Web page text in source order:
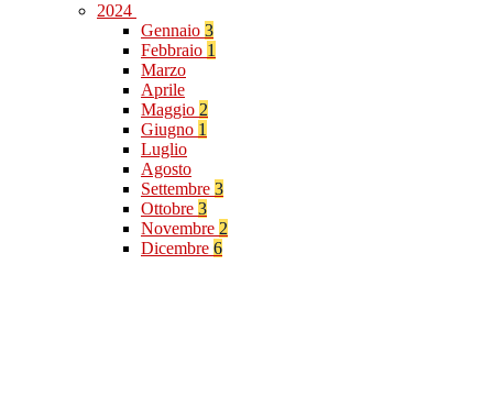
2024
Gennaio 3
Febbraio 1
Marzo
Aprile
Maggio 2
Giugno 1
Luglio
Agosto
Settembre 3
Ottobre 3
Novembre 2
Dicembre 6